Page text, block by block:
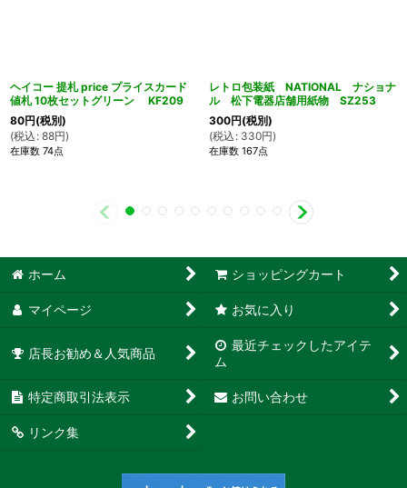
ヘイコー 提札 price プライスカード
値札 10枚セットグリーン KF209
80円(税別)
(税込 : 88円)
在庫数 74点
レトロ包装紙 NATIONAL ナショナ
ル 松下電器店舗用紙物 SZ253
300円(税別)
(税込 : 330円)
在庫数 167点
ホーム ショッピングカート
マイページ お気に入り
店長お勧め＆人気商品
最近チェックしたアイテ
ム
特定商取引法表示 お問い合わせ
リンク集